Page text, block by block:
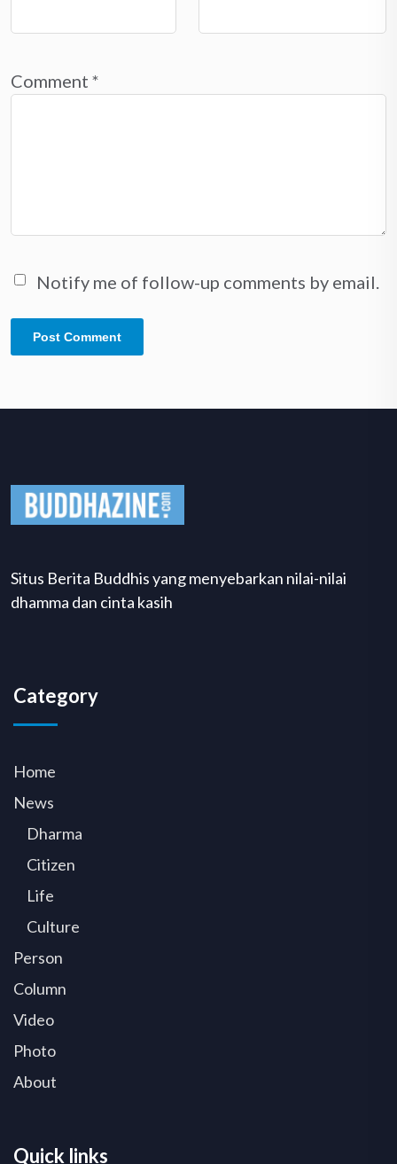
Comment *
Notify me of follow-up comments by email.
Situs Berita Buddhis yang menyebarkan nilai-nilai
dhamma dan cinta kasih
Category
Home
News
Dharma
Citizen
Life
Culture
Person
Column
Video
Photo
About
Quick links